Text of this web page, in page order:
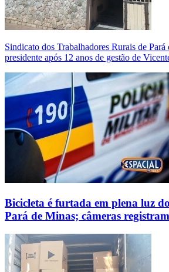
Sindicato dos Trabalhadores Rurais de
presidente após 12 anos de gestão de
Bicicleta é furtada em plena luz
Pará de Minas; câmeras